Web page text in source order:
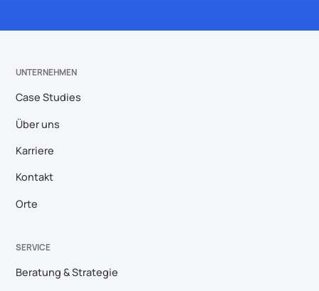
UNTERNEHMEN
Case Studies
Über uns
Karriere
Kontakt
Orte
SERVICE
Beratung & Strategie